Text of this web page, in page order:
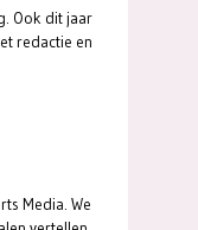
Ook dit jaar
redactie en
Media. We